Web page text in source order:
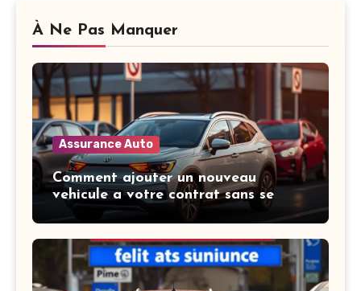
À Ne Pas Manquer
Assurance Auto
Comment ajouter un nouveau
vehicule a votre contrat sans se
tromper